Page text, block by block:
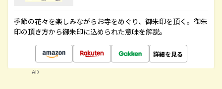
季節の花々を楽しみながらお寺をめぐり、御朱印を頂く。御朱
印の頂き方から御朱印に込められた意味を解説。
詳細を見る
AD